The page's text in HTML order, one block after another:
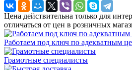
Цена действительна только для
отличаться от цен в розничных
Работаем под ключ по адекватным
Грамотные специалисты